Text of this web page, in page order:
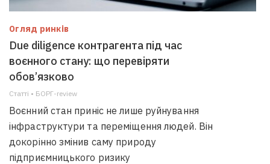
Огляд ринків
Due diligence контрагента під час
воєнного стану: що перевіряти
обов’язково
Статті • БОРГ-review
Воєнний стан приніс не лише руйнування
інфраструктури та переміщення людей. Він
докорінно змінив саму природу
підприємницького ризику